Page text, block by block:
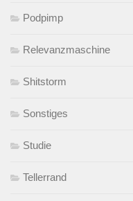
Podpimp
Relevanzmaschine
Shitstorm
Sonstiges
Studie
Tellerrand